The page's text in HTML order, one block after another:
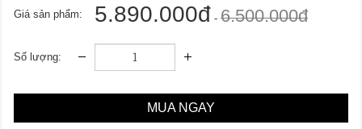
Giá sản phẩm: 5.890.000đ -6.500.000đ
Số lượng:
MUA NGAY